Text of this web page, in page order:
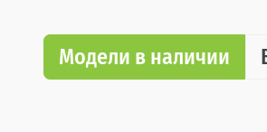
Модели в наличии